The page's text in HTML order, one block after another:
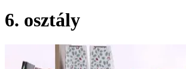
6. osztály